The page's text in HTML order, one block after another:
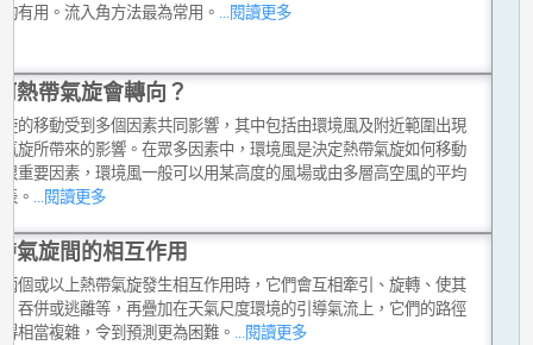
有用。流入角方法最為常用。 ...閱讀更多
熱帶氣旋會轉向？
的移動受到多個因素共同影響，其中包括由環境風及附近範圍出現
旋所帶來的影響。在眾多因素中，環境風是決定熱帶氣旋如何移動
重要因素，環境風一般可以用某高度的風場或由多層高空風的平均
。
...閱讀更多
氣旋間的相互作用
個或以上熱帶氣旋發生相互作用時，它們會互相牽引、旋轉、使其
吞併或逃離等，再疊加在天氣尺度環境的引導氣流上，它們的路徑
相當複雜，令到預測更為困難。 ...閱讀更多